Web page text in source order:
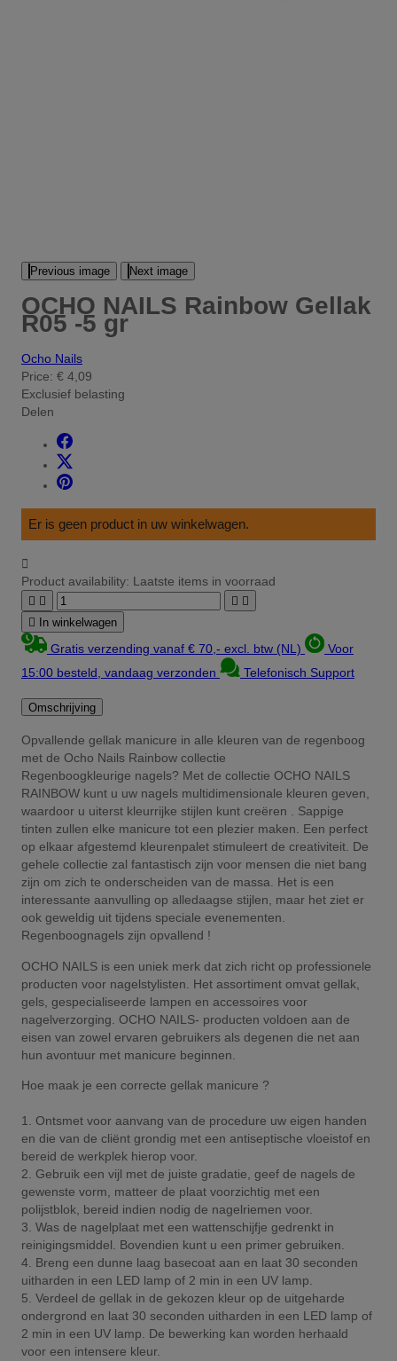
Previous image Next image
OCHO NAILS Rainbow Gellak
R05 -5 gr
Ocho Nails
Price: € 4,09
Exclusief belasting
Delen
Er is geen product in uw winkelwagen.

Product availability: Laatste items in voorraad
   
 In winkelwagen
Gratis verzending vanaf € 70,- excl. btw (NL)
Voor
15:00 besteld, vandaag verzonden
Telefonisch Support
Omschrijving
Opvallende gellak manicure in alle kleuren van de regenboog
met de Ocho Nails Rainbow collectie
Regenboogkleurige nagels? Met de collectie OCHO NAILS
RAINBOW kunt u uw nagels multidimensionale kleuren geven,
waardoor u uiterst kleurrijke stijlen kunt creëren . Sappige
tinten zullen elke manicure tot een plezier maken. Een perfect
op elkaar afgestemd kleurenpalet stimuleert de creativiteit. De
gehele collectie zal fantastisch zijn voor mensen die niet bang
zijn om zich te onderscheiden van de massa. Het is een
interessante aanvulling op alledaagse stijlen, maar het ziet er
ook geweldig uit tijdens speciale evenementen.
Regenboognagels zijn opvallend !
OCHO NAILS is een uniek merk dat zich richt op professionele
producten voor nagelstylisten. Het assortiment omvat gellak,
gels, gespecialiseerde lampen en accessoires voor
nagelverzorging. OCHO NAILS- producten voldoen aan de
eisen van zowel ervaren gebruikers als degenen die net aan
hun avontuur met manicure beginnen.
Hoe maak je een correcte gellak manicure ?
1. Ontsmet voor aanvang van de procedure uw eigen handen
en die van de cliënt grondig met een antiseptische vloeistof en
bereid de werkplek hierop voor.
2. Gebruik een vijl met de juiste gradatie, geef de nagels de
gewenste vorm, matteer de plaat voorzichtig met een
polijstblok, bereid indien nodig de nagelriemen voor.
3. Was de nagelplaat met een wattenschijfje gedrenkt in
reinigingsmiddel. Bovendien kunt u een primer gebruiken.
4. Breng een dunne laag basecoat aan en laat 30 seconden
uitharden in een LED lamp of 2 min in een UV lamp.
5. Verdeel de gellak in de gekozen kleur op de uitgeharde
ondergrond en laat 30 seconden uitharden in een LED lamp of
2 min in een UV lamp. De bewerking kan worden herhaald
voor een intensere kleur.